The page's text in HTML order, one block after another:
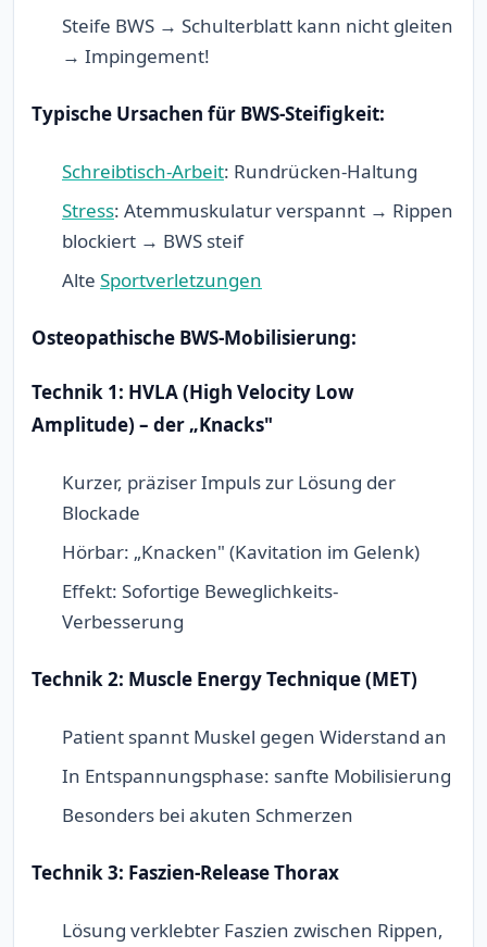
Steife BWS → Schulterblatt kann nicht gleiten
→ Impingement!
Typische Ursachen für BWS-Steifigkeit:
Schreibtisch-Arbeit: Rundrücken-Haltung
Stress: Atemmuskulatur verspannt → Rippen
blockiert → BWS steif
Alte Sportverletzungen
Osteopathische BWS-Mobilisierung:
Technik 1: HVLA (High Velocity Low
Amplitude) – der „Knacks"
Kurzer, präziser Impuls zur Lösung der
Blockade
Hörbar: „Knacken" (Kavitation im Gelenk)
Effekt: Sofortige Beweglichkeits-
Verbesserung
Technik 2: Muscle Energy Technique (MET)
Patient spannt Muskel gegen Widerstand an
In Entspannungsphase: sanfte Mobilisierung
Besonders bei akuten Schmerzen
Technik 3: Faszien-Release Thorax
Lösung verklebter Faszien zwischen Rippen,